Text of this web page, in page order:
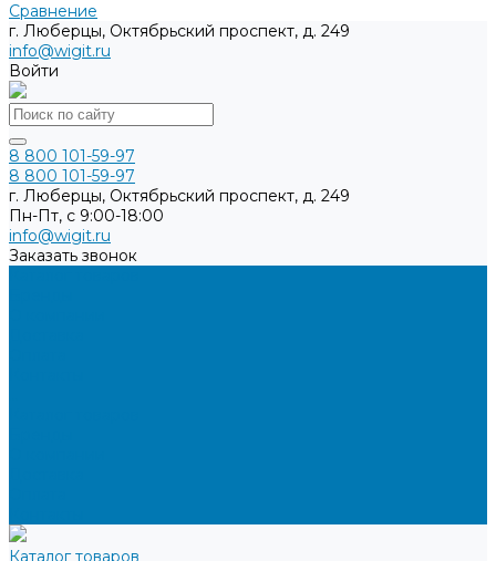
Сравнение
г. Люберцы, Октябрьский проспект, д. 249
info@wigit.ru
Войти
8 800 101-59-97
8 800 101-59-97
г. Люберцы, Октябрьский проспект, д. 249
Пн-Пт, с 9:00-18:00
info@wigit.ru
Заказать звонок
Каталог товаров